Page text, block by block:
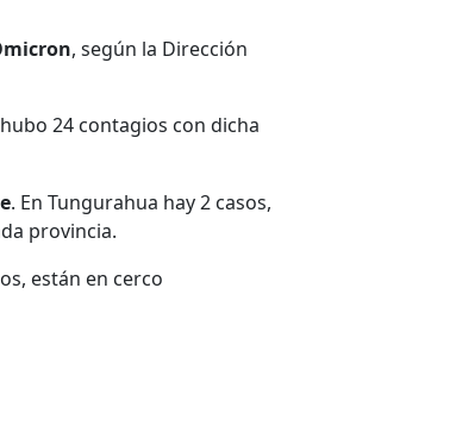
, según la Dirección
24 contagios con dicha
. En Tungurahua hay 2 casos,
provincia.
están en cerco